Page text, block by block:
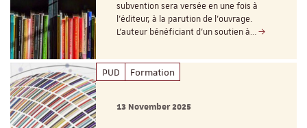
subvention sera versée en une fois à
l’éditeur, à la parution de l’ouvrage.
L’auteur bénéficiant d’un soutien à…
PUD Formation
13 November 2025